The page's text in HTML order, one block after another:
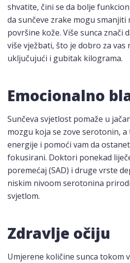
shvatite, čini se da bolje
da sunčeve zrake mogu smanjiti
površine kože. Više sunca znači
više vježbati, što je dobro za vas
uključujući i gubitak kilograma.
Emocionalno
Sunčeva svjetlost pomaže u
mozgu koja se zove serotonin, a
energije i pomoći vam da
fokusirani. Doktori ponekad
poremećaj (SAD) i druge vrste
niskim nivoom serotonina
svjetlom.
Zdravlje očiju
Umjerene količine sunca tokom